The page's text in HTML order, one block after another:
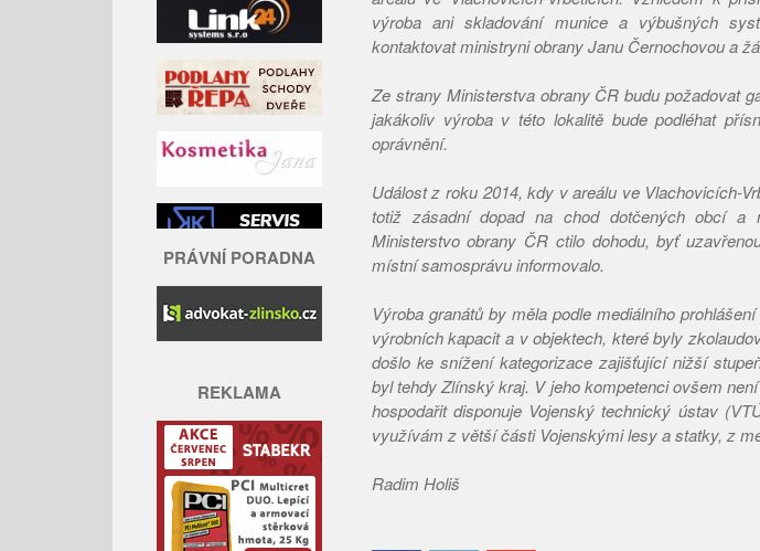
PRÁVNÍ PORADNA
REKLAMA
výroba ani skladování munice a výbušných
kontaktovat ministryni obrany Janu Černochovou a
Ze strany Ministerstva obrany ČR budu požadovat
jakákoliv výroba v této lokalitě bude podléhat
oprávnění.
Událost z roku 2014, kdy v areálu ve Vlachovicích-
totiž zásadní dopad na chod dotčených obcí a
Ministerstvo obrany ČR ctilo dohodu, byť
místní samosprávu informovalo.
Výroba granátů by měla podle mediálního
výrobních kapacit a v objektech, které byly
došlo ke snížení kategorizace zajišťující nižší
byl tehdy Zlínský kraj. V jeho kompetenci ovšem
hospodařit disponuje Vojenský technický ústav
využívám z větší části Vojenskými lesy a statky, z
Radim Holiš